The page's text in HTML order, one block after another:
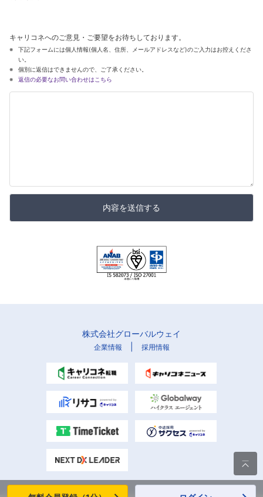
キャリコネへのご意見・ご要望をお待ちしております。
下記フォームには個人情報(個人名、住所、メールアドレスなど)のご入力はお控えくださ
い。
個別に返信はできませんので、ご了承ください。
返信の必要なお問い合わせはこちら
内容を送信する
株式会社グローバルウェイ
企業情報 採用情報
